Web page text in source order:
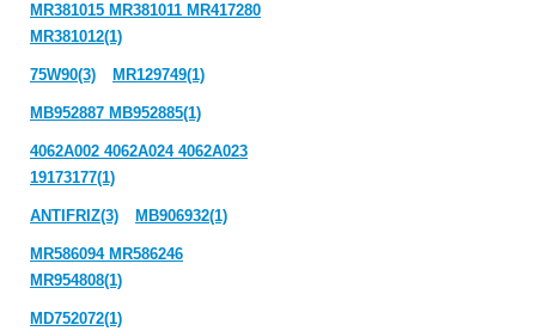
MR381015 MR381011 MR417280
MR381012(1)
75W90(3) MR129749(1)
MB952887 MB952885(1)
4062A002 4062A024 4062A023
19173177(1)
ANTIFRIZ(3) MB906932(1)
MR586094 MR586246
MR954808(1)
MD752072(1)